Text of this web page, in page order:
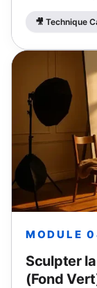
🎥 Technique
MODULE
Sculpter
(Fond